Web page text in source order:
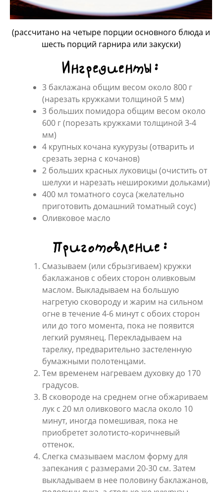
(рассчитано на четыре порции основного блюда и
шесть порций гарнира или закуски)
Ингредиенты:
3 баклажана общим весом около 800 г
(нарезать кружками толщиной 5 мм)
3 больших помидора общим весом около
600 г (порезать кружками толщиной 3-4
мм)
4 крупных кочана кукурузы (отварить и
срезать зерна с кочанов)
2 больших красных луковицы (очистить от
шелухи и нарезать неширокими дольками)
400 мл томатного соуса (желательно
приготовить домашний томатный соус)
Оливковое масло
Приготовление:
Смазываем (или сбрызгиваем) кружки
баклажанов с обеих сторон оливковым
маслом. Выкладываем на большую
нагретую сковороду и жарим на сильном
огне в течение 4-6 минут с обоих сторон
или до того момента, пока не появится
легкий румянец. Перекладываем на
тарелку, предварительно застеленную
бумажными полотенцами.
Тем временем нагреваем духовку до 170
градусов.
В сковороде на среднем огне обжариваем
лук с 20 мл оливкового масла около 10
минут, иногда помешивая, пока не
приобретет золотисто-коричневый
оттенок.
Слегка смазываем маслом форму для
запекания с размерами 20-30 см. Затем
выкладываем в нее половину баклажанов,